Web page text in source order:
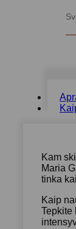
Kam
Maria
tinka
Kaip
Tepkite